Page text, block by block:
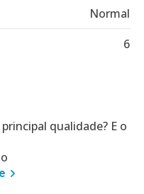
Normal
6
qualidade? E o